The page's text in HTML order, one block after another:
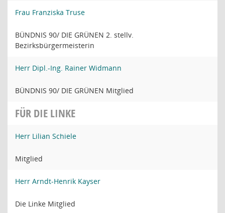
Frau Franziska Truse
BÜNDNIS 90/ DIE GRÜNEN 2. stellv.
Bezirksbürgermeisterin
Herr Dipl.-Ing. Rainer Widmann
BÜNDNIS 90/ DIE GRÜNEN Mitglied
FÜR DIE LINKE
Herr Lilian Schiele
Mitglied
Herr Arndt-Henrik Kayser
Die Linke Mitglied